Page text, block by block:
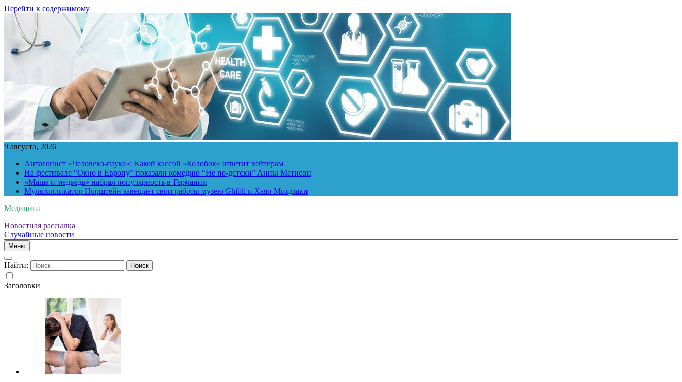
Перейти к содержимому
9 августа, 2026
Антагонист «Человека-паука»: Какой кассой «Колобок» ответит хейтерам
На фестивале “Окно в Европу” показали комедию “Не по-детски” Анны Матисон
«Маша и медведь» набрал популярность в Германии
Мультипликатор Норштейн завещает свои работы музею Ghibli и Хаяо Миядзаки
Медицина
Новостная рассылка
Случайные новости
Меню
Найти:
Заголовки